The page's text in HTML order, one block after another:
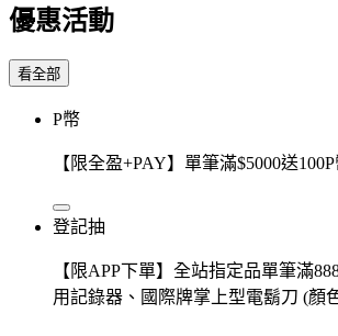
優惠活動
看全部
P幣
【限全盈+PAY】單筆滿$5000送
登記抽
【限APP下單】全站指定品單筆滿
用記錄器、國際牌掌上型電鬍刀 (顏